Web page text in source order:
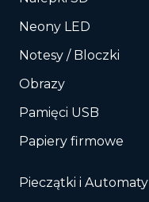
Neony LED
Notesy / Bloczki
Obrazy
Pamięci USB
Papiery firmowe
Pieczątki i Automaty